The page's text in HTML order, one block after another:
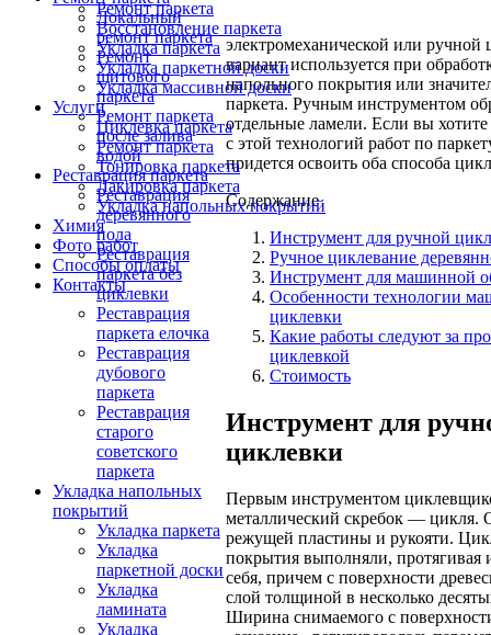
Ремонт паркета
Восстановление паркета
Укладка паркета
Укладка паркетной доски
Укладка массивной доски
Услуги
Циклевка паркета
Ремонт паркета
Тонировка паркета
Лакировка паркета
Укладка напольных покрытий
Химия
Фото работ
Способы оплаты
Контакты
Локальный
ремонт паркета
Ремонт
щитового
паркета
Ремонт паркета
после залива
водой
Реставрация паркета
Реставрация
деревянного
пола
Реставрация
паркета без
циклевки
Реставрация
паркета елочка
Реставрация
дубового
паркета
Реставрация
старого
советского
паркета
Укладка напольных
покрытий
Укладка паркета
Укладка
паркетной доски
Укладка
ламината
Укладка
электромеханической или
вариант используется при
напольного покрытия или
паркета. Ручным инструментом
отдельные ламели. Если вы хотите
с этой технологий работ по
придется освоить оба способа
Содержание
Инструмент для ручной
Ручное циклевание
Инструмент для машинной
Особенности технологии
циклевки
Какие работы следуют за
циклевкой
Стоимость
Инструмент для
циклевки
Первым инструментом
металлический скребок — цикля.
режущей пластины и рукояти.
покрытия выполняли, протягивая
себя, причем с поверхности
слой толщиной в несколько
Ширина снимаемого с